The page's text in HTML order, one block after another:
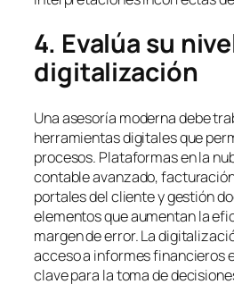
4. Evalúa su
digitalización
Una asesoría moderna debe
herramientas digitales que
procesos. Plataformas en la
contable avanzado,
portales del cliente y gestión
elementos que aumentan la
margen de error. La
acceso a informes financieros
clave para la toma de